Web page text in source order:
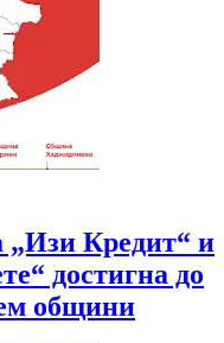
Кредит“ и
достигна до
общини